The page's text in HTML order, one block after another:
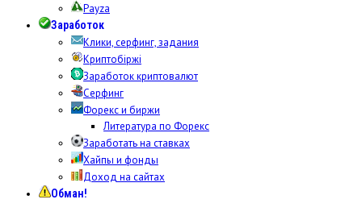
Payza
Заработок
Клики, серфинг, задания
Криптобіржі
Заработок криптовалют
Серфинг
Форекс и биржи
Литература по Форекс
Заработать на ставках
Хайпы и фонды
Доход на сайтах
Обман!